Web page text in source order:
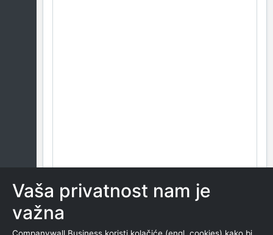
Vaša privatnost nam je
važna